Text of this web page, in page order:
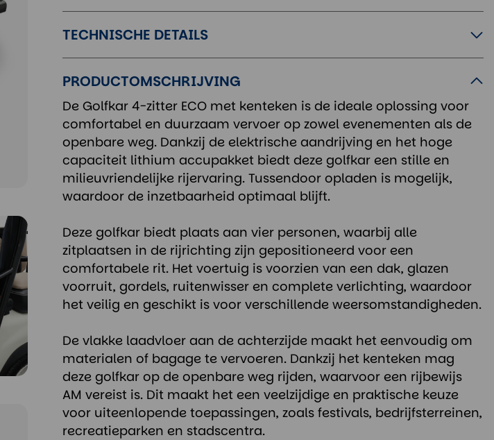
TECHNISCHE DETAILS
PRODUCTOMSCHRIJVING
De Golfkar 4-zitter ECO met kenteken is de ideale oplossing voor
comfortabel en duurzaam vervoer op zowel evenementen als de
openbare weg. Dankzij de elektrische aandrijving en het hoge
capaciteit lithium accupakket biedt deze golfkar een stille en
milieuvriendelijke rijervaring. Tussendoor opladen is mogelijk,
waardoor de inzetbaarheid optimaal blijft.
Deze golfkar biedt plaats aan vier personen, waarbij alle
zitplaatsen in de rijrichting zijn gepositioneerd voor een
comfortabele rit. Het voertuig is voorzien van een dak, glazen
voorruit, gordels, ruitenwisser en complete verlichting, waardoor
het veilig en geschikt is voor verschillende weersomstandigheden.
De vlakke laadvloer aan de achterzijde maakt het eenvoudig om
materialen of bagage te vervoeren. Dankzij het kenteken mag
deze golfkar op de openbare weg rijden, waarvoor een rijbewijs
AM vereist is. Dit maakt het een veelzijdige en praktische keuze
voor uiteenlopende toepassingen, zoals festivals, bedrijfsterreinen,
recreatieparken en stadscentra.